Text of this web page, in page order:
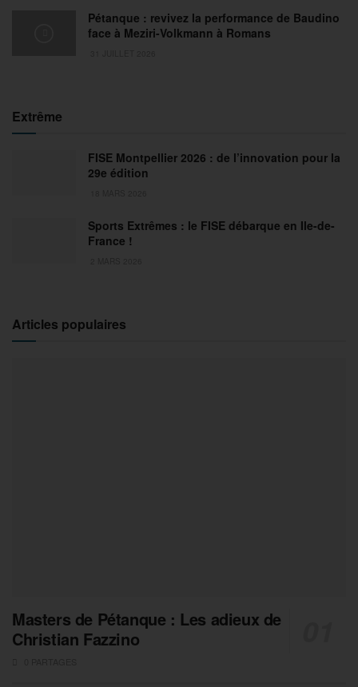
Pétanque : revivez la performance de Baudino
face à Meziri-Volkmann à Romans
Extrême
FISE Montpellier 2026 : de l’innovation pour la
29e édition
Sports Extrêmes : le FISE débarque en Ile-de-
France !
Articles populaires
Masters de Pétanque : Les adieux de
Christian Fazzino